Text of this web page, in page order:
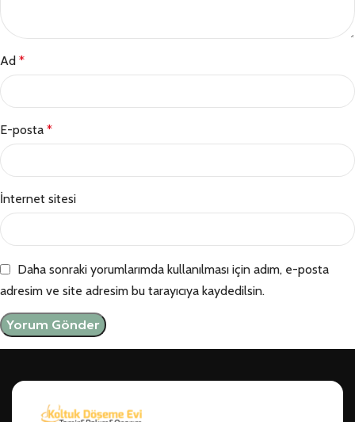
Ad *
E-posta *
İnternet sitesi
Daha sonraki yorumlarımda kullanılması için adım, e-posta
adresim ve site adresim bu tarayıcıya kaydedilsin.